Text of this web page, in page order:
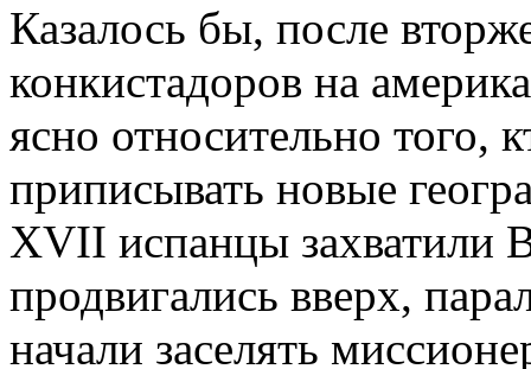
Казалось бы, после
конкистадоров на
ясно относительно того,
приписывать новые
XVII испанцы захватили
продвигались вверх,
начали заселять